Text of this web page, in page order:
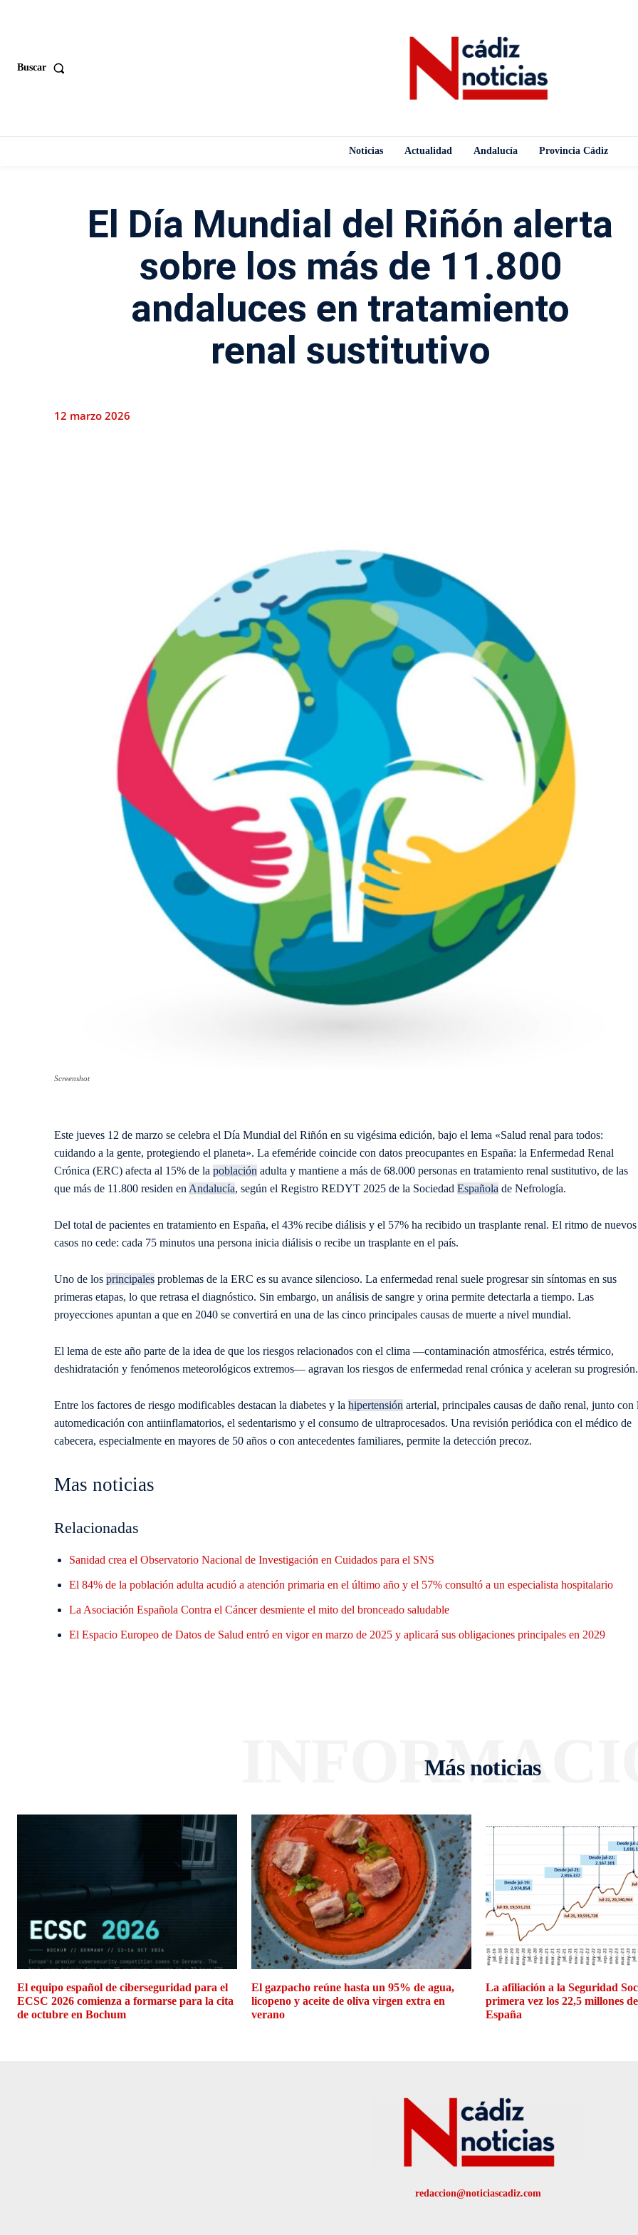
Buscar
Noticias Actualidad Andalucía Provincia Cádiz
El Día Mundial del Riñón alerta
sobre los más de 11.800
andaluces en tratamiento
renal sustitutivo
12 marzo 2026
Screenshot
Este jueves 12 de marzo se celebra el Día Mundial del Riñón en su vigésima edición, bajo el lema «Salud renal para todos:
cuidando a la gente, protegiendo el planeta». La efeméride coincide con datos preocupantes en España: la Enfermedad Renal
Crónica (ERC) afecta al 15% de la población adulta y mantiene a más de 68.000 personas en tratamiento renal sustitutivo, de las
que más de 11.800 residen enAndalucía, según el Registro REDYT 2025 de la Sociedad Española de Nefrología.
Del total de pacientes en tratamiento en España, el 43% recibe diálisis y el 57% ha recibido un trasplante renal. El ritmo de nuevos
casos no cede: cada 75 minutos una persona inicia diálisis o recibe un trasplante en el país.
Uno de los principales problemas de la ERC es su avance silencioso. La enfermedad renal suele progresar sin síntomas en sus
primeras etapas, lo que retrasa el diagnóstico. Sin embargo, un análisis de sangre y orina permite detectarla a tiempo. Las
proyecciones apuntan a que en 2040 se convertirá en una de las cinco principales causas de muerte a nivel mundial.
El lema de este año parte de la idea de que los riesgos relacionados con el clima —contaminación atmosférica, estrés térmico,
deshidratación y fenómenos meteorológicos extremos— agravan los riesgos de enfermedad renal crónica y aceleran su progresión.
Entre los factores de riesgo modificables destacan la diabetes y la hipertensión arterial, principales causas de daño renal, junto con
automedicación con antiinflamatorios, el sedentarismo y el consumo de ultraprocesados. Una revisión periódica con el médico de
cabecera, especialmente en mayores de 50 años o con antecedentes familiares, permite la detección precoz.
Mas noticias
Relacionadas
Sanidad crea el Observatorio Nacional de Investigación en Cuidados para el SNS
El 84% de la población adulta acudió a atención primaria en el último año y el 57% consultó a un especialista hospitalario
La Asociación Española Contra el Cáncer desmiente el mito del bronceado saludable
El Espacio Europeo de Datos de Salud entró en vigor en marzo de 2025 y aplicará sus obligaciones principales en 2029
Más noticias
El equipo español de ciberseguridad para el
ECSC 2026 comienza a formarse para la cita
de octubre en Bochum
El gazpacho reúne hasta un 95% de agua,
licopeno y aceite de oliva virgen extra en
verano
La afiliación a la Seguridad
primera vez los 22,5 millones
España
redaccion@noticiascadiz.com